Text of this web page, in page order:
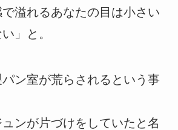
で溢れるあなたの目は小さい
」と。
ン室が荒らされるという事
ンが片づけをしていたと名